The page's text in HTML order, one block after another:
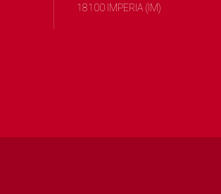
18100 IMPERIA (IM)